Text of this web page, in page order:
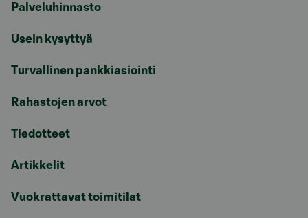
Palveluhinnasto
Usein kysyttyä
Turvallinen pankkiasiointi
Rahastojen arvot
Tiedotteet
Artikkelit
Vuokrattavat toimitilat